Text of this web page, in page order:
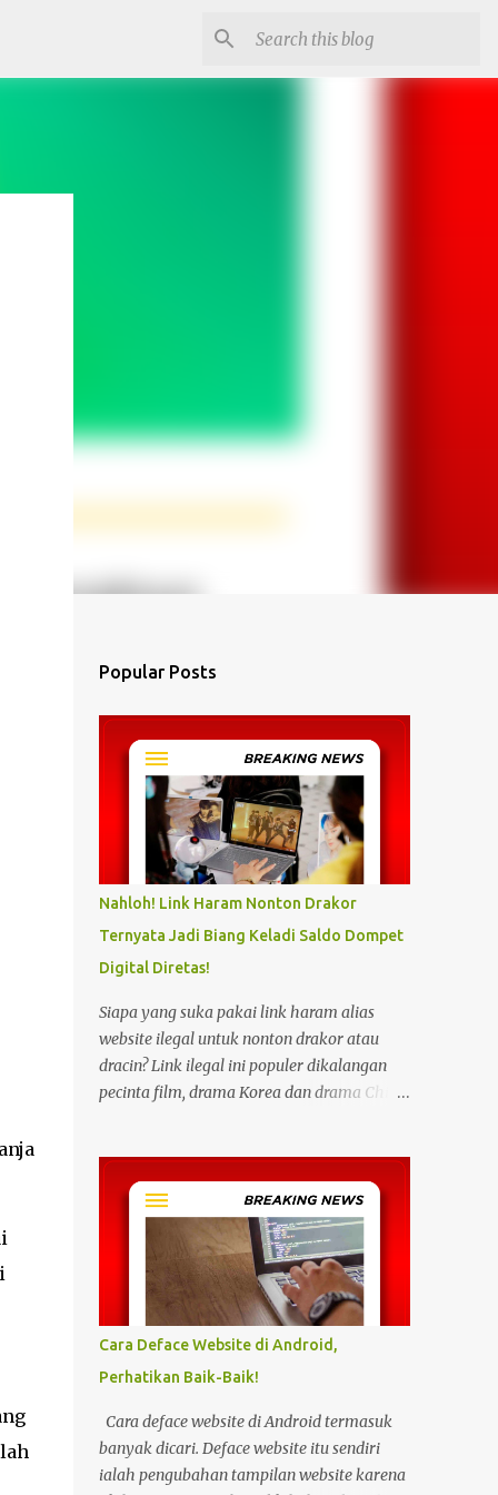
Popular Posts
Nahloh! Link Haram Nonton Drakor
Ternyata Jadi Biang Keladi Saldo Dompet
Digital Diretas!
Siapa yang suka pakai link haram alias
website ilegal untuk nonton drakor atau
dracin? Link ilegal ini populer dikalangan
pecinta film, drama Korea dan drama China
link ilegal ini juga mengunggah episode
baru dengan kecepatan yang sama dengan
link legal berbayar. Namun kebiasaan
tersebut sepertinya harus dihentikan
sekarang juga. Pasalnya menonton film,
konser, drama, atau apapun itu di situs tidak
resmi disebut bisa menjadi jalan masuk
peretasan pada perangkat elektronik.
Pengalaman ini dibagikan oleh pengguna
media sosial X, @kdrama_menfess pada
Selasa (23/2/2024) siang. Dalam
unggahannya, terlihat perangkat laptop
Cara Deface Website di Android,
Perhatikan Baik-Baik!
Cara deface website di Android termasuk
banyak dicari. Deface website itu sendiri
ialah pengubahan tampilan website karena